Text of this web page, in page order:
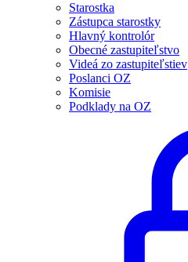
Starostka
Zástupca starostky
Hlavný kontrolór
Obecné zastupiteľstvo
Videá zo zastupiteľstiev
Poslanci OZ
Komisie
Podklady na OZ